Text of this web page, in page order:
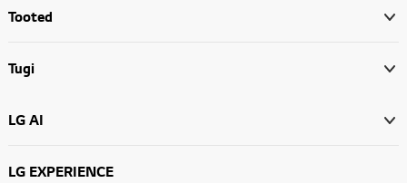
Tooted
Tugi
LG AI
LG EXPERIENCE